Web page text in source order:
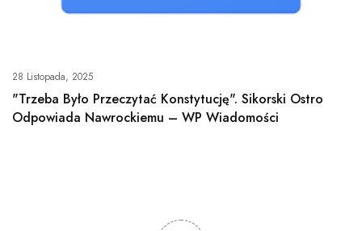
28 Listopada, 2025
"Trzeba Było Przeczytać Konstytucję". Sikorski Ostro
Odpowiada Nawrockiemu – WP Wiadomości